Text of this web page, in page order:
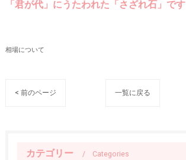
「君が代」にうたわれた「さざれ石」です
相場について
< 前のページ 一覧に戻る
カテゴリー Categories